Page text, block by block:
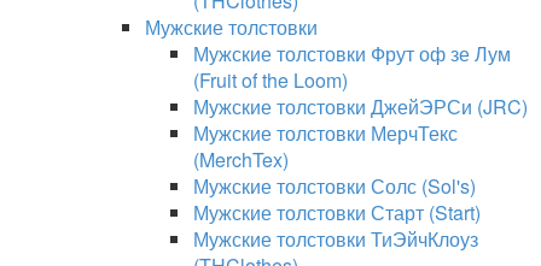
Мужские толстовки
Мужские толстовки Фрут оф зе Лум
(Fruit of the Loom)
Мужские толстовки ДжейЭРСи (JRC)
Мужские толстовки МерчТекс
(MerchTex)
Мужские толстовки Солс (Sol's)
Мужские толстовки Старт (Start)
Мужские толстовки ТиЭйчКлоуз